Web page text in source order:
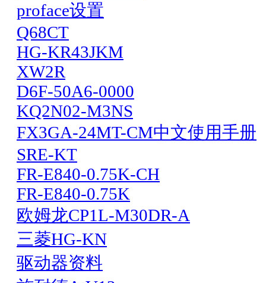
proface设置
Q68CT
HG-KR43JKM
XW2R
D6F-50A6-0000
KQ2N02-M3NS
FX3GA-24MT-CM中文使用手册
SRE-KT
FR-E840-0.75K-CH
FR-E840-0.75K
欧姆龙CP1L-M30DR-A
三菱HG-KN
驱动器资料